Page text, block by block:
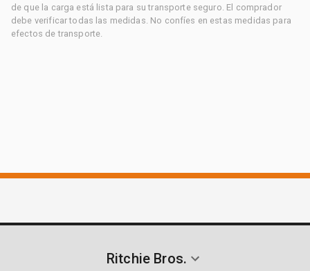
de que la carga está lista para su transporte seguro. El comprador
debe verificar todas las medidas. No confíes en estas medidas para
efectos de transporte.
Ritchie Bros.